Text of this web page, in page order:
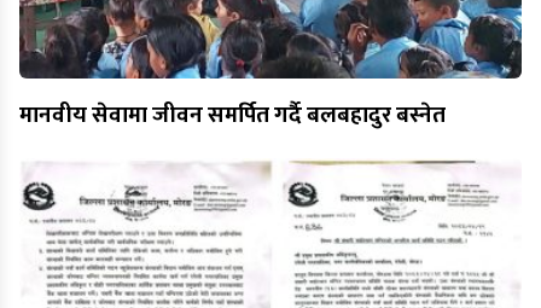
मानवीय सेवामा जीवन समर्पित गर्दै बलबहादुर बस्नेत